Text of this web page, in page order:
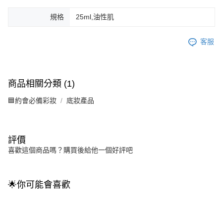
規格 25ml,油性肌
客服
商品相關分類 (1)
🟦約會必備彩妝 底妝產品
評價
喜歡這個商品嗎？購買後給他一個好評吧
🌟你可能會喜歡